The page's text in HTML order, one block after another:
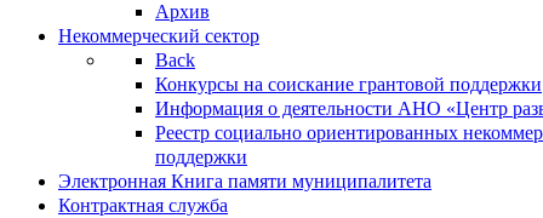
Архив
Некоммерческий сектор
Back
Конкурсы на соискание грантовой поддержки
Информация о деятельности АНО «Центр
Реестр социально ориентированных
поддержки
Электронная Книга памяти муниципалитета
Контрактная служба